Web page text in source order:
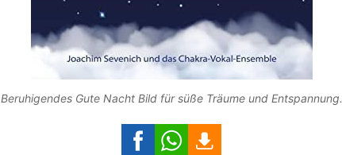
Beruhigendes Gute Nacht Bild für süße Träume und Entspannung.